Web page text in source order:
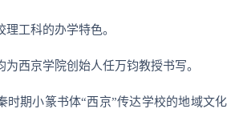
理工科的办学特色。
为西京学院创始人任万钧教授书写。
时期小篆书体“西京”传达学校的地域文化